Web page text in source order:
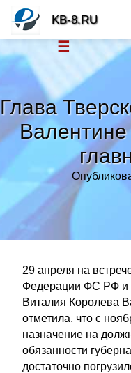
Глава
29 апреля на
Федерации ФС РФ и
Виталия Королева
отметила, что с
назначение на
обязанности
достаточно
KB-8.RU
☰
Новости
Тренды новостей»
»
Правила »
Контакт»